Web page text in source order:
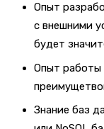
Опыт
с внешними
будет
Опыт работы
Знание баз